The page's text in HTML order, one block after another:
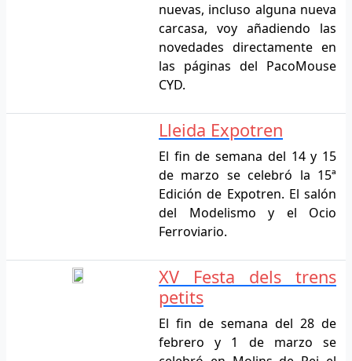
nuevas, incluso alguna nueva
carcasa, voy añadiendo las
novedades directamente en
las páginas del PacoMouse
CYD.
Lleida Expotren
El fin de semana del 14 y 15
de marzo se celebró la 15ª
Edición de Expotren. El salón
del Modelismo y el Ocio
Ferroviario.
XV Festa dels trens
petits
El fin de semana del 28 de
febrero y 1 de marzo se